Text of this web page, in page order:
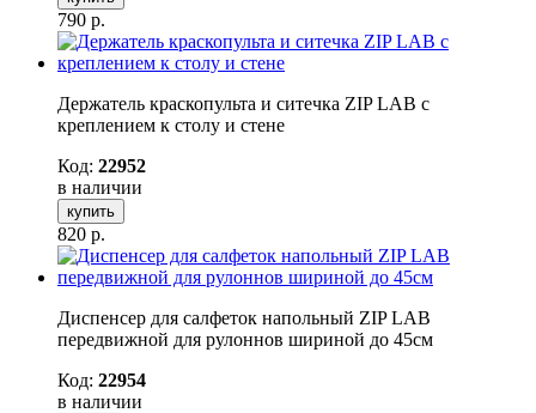
790 р.
Держатель краскопульта и ситечка ZIP LAB с
креплением к столу и стене
Код: 22952
в наличии
купить
820 р.
Диспенсер для салфеток напольный ZIP LAB
передвижной для рулоннов шириной до 45см
Код: 22954
в наличии